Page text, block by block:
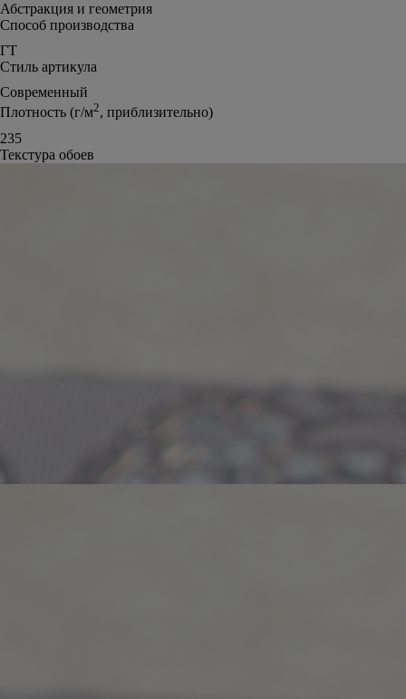
Абстракция и геометрия
Способ производства
ГТ
Стиль артикула
Современный
Плотность (г/м2, приблизительно)
235
Текстура обоев